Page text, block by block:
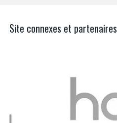
Site connexes et partenaires